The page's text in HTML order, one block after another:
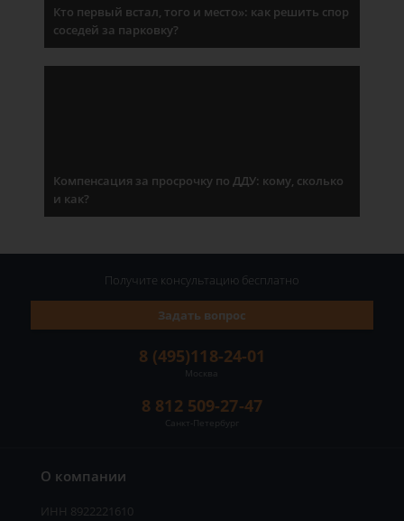
Кто первый встал, того и место»: как решить спор
соседей за парковку?
Компенсация за просрочку по ДДУ: кому, сколько
и как?
О компании
ИНН 8922221610
8 (495)118-24-01
Москва
8 812 509-27-47
Санкт-Петербург
Задать вопрос
Получите консультацию бесплатно